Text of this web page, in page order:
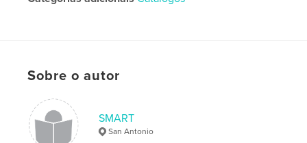
Idioma
English
Sobre o autor
SMART
San Antonio